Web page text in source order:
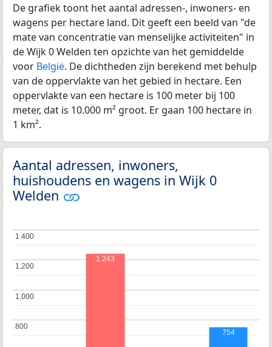
De grafiek toont het aantal adressen-, inwoners- en
wagens per hectare land. Dit geeft een beeld van "de
mate van concentratie van menselijke activiteiten" in
de Wijk 0 Welden ten opzichte van het gemiddelde
voor België. De dichtheden zijn berekend met behulp
van de oppervlakte van het gebied in hectare. Een
oppervlakte van een hectare is 100 meter bij 100
meter, dat is 10.000 m² groot. Er gaan 100 hectare in
1 km².
Aantal adressen, inwoners,
huishoudens en wagens in Wijk 0
Welden
800
800
1.000
1.000
1.200
1.200
1.400
1.400
1.243
754